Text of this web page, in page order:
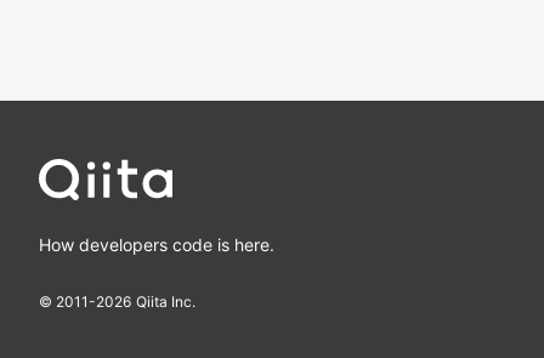
How developers code is here.
© 2011-2026 Qiita Inc.